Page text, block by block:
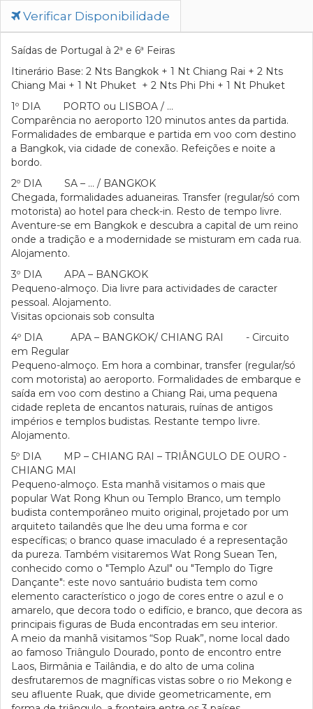
Verificar Disponibilidade
Saídas de Portugal à 2ª e 6ª Feiras
Itinerário Base: 2 Nts Bangkok + 1 Nt Chiang Rai + 2 Nts
Chiang Mai + 1 Nt Phuket + 2 Nts Phi Phi + 1 Nt Phuket
1º DIA PORTO ou LISBOA / …
Comparência no aeroporto 120 minutos antes da partida.
Formalidades de embarque e partida em voo com destino
a Bangkok, via cidade de conexão. Refeições e noite a
bordo.
2º DIA SA – … / BANGKOK
Chegada, formalidades aduaneiras. Transfer (regular/só com
motorista) ao hotel para check-in. Resto de tempo livre.
Aventure-se em Bangkok e descubra a capital de um reino
onde a tradição e a modernidade se misturam em cada rua.
Alojamento.
3º DIA APA – BANGKOK
Pequeno-almoço. Dia livre para actividades de caracter
pessoal. Alojamento.
Visitas opcionais sob consulta
4º DIA APA – BANGKOK/ CHIANG RAI - Circuito
em Regular
Pequeno-almoço. Em hora a combinar, transfer (regular/só
com motorista) ao aeroporto. Formalidades de embarque e
saída em voo com destino a Chiang Rai, uma pequena
cidade repleta de encantos naturais, ruínas de antigos
impérios e templos budistas. Restante tempo livre.
Alojamento.
5º DIA MP – CHIANG RAI – TRIÂNGULO DE OURO -
CHIANG MAI
Pequeno-almoço. Esta manhã visitamos o mais que
popular Wat Rong Khun ou Templo Branco, um templo
budista contemporâneo muito original, projetado por um
arquiteto tailandês que lhe deu uma forma e cor
específicas; o branco quase imaculado é a representação
da pureza. Também visitaremos Wat Rong Suean Ten,
conhecido como o "Templo Azul" ou "Templo do Tigre
Dançante": este novo santuário budista tem como
elemento característico o jogo de cores entre o azul e o
amarelo, que decora todo o edifício, e branco, que decora as
principais figuras de Buda encontradas em seu interior.
A meio da manhã visitamos “Sop Ruak”, nome local dado
ao famoso Triângulo Dourado, ponto de encontro entre
Laos, Birmânia e Tailândia, e do alto de uma colina
desfrutaremos de magníficas vistas sobre o rio Mekong e
seu afluente Ruak, que divide geometricamente, em